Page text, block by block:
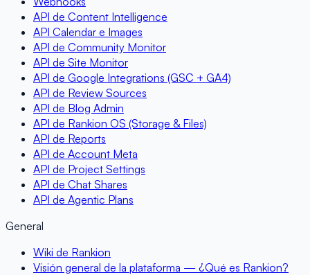
API de Content Intelligence
API Calendar e Images
API de Community Monitor
API de Site Monitor
API de Google Integrations (GSC + GA4)
API de Review Sources
API de Blog Admin
API de Rankion OS (Storage & Files)
API de Reports
API de Account Meta
API de Project Settings
API de Chat Shares
API de Agentic Plans
General
Wiki de Rankion
Visión general de la plataforma — ¿Qué es Rankion?